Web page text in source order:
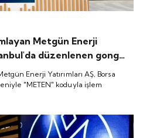
Metgün Enerji
düzenlenen gong
işlem görmeye başladı.
Enerji Yatırımları AŞ, Borsa
"METEN" koduyla işlem